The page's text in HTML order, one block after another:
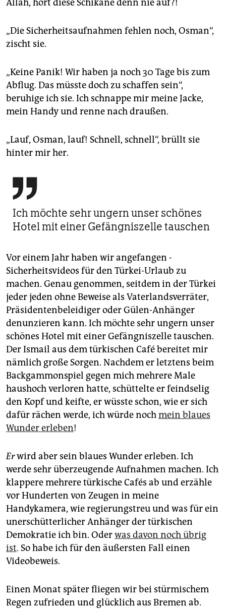
Allah, hört diese Schikane denn nie auf?!
„Die Sicherheitsaufnahmen fehlen noch, ­Osman“,
zischt sie.
„Keine Panik! Wir haben ja noch 30 Tage bis zum
Abflug. Das müsste doch zu schaffen sein“,
beruhige ich sie. Ich schnappe mir meine Jacke,
mein Handy und renne nach draußen.
„Lauf, Osman, lauf! Schnell, schnell“, brüllt sie
hinter mir her.

Ich möchte sehr ungern unser schönes
Hotel mit einer Gefängniszelle tauschen
Vor einem Jahr haben wir angefangen ­
Sicherheitsvideos für den Türkei-Urlaub zu
machen. Genau genommen, seitdem in der Türkei
jeder jeden ohne Beweise als Vaterlandsverräter,
Präsidentenbeleidiger oder Gülen-Anhänger
denunzieren kann. Ich möchte sehr ungern unser
schönes Hotel mit einer Gefängniszelle tauschen.
Der Ismail aus dem türkischen Café bereitet mir
nämlich große Sorgen. Nachdem er letztens beim
Backgammonspiel gegen mich mehrere Male
haushoch verloren hatte, schüttelte er feindselig
den Kopf und keifte, er wüsste schon, wie er sich
dafür rächen werde, ich würde nochmein blaues
Wunder erleben!
Erwird aber sein blaues Wunder erleben. Ich
werde sehr überzeugende Aufnahmen machen. Ich
klappere mehrere türkische ­Cafés ab und erzähle
vor Hunderten von Zeugen in meine
Handykamera, wie regierungstreu und was für ein
unerschütterlicher Anhänger der türkischen
Demokratie ich bin. Oderwas davon noch übrig
ist. So habe ich für den äußersten Fall einen
Videobeweis.
Einen Monat später fliegen wir bei stürmischem
Regen zufrieden und glücklich aus Bremen ab.